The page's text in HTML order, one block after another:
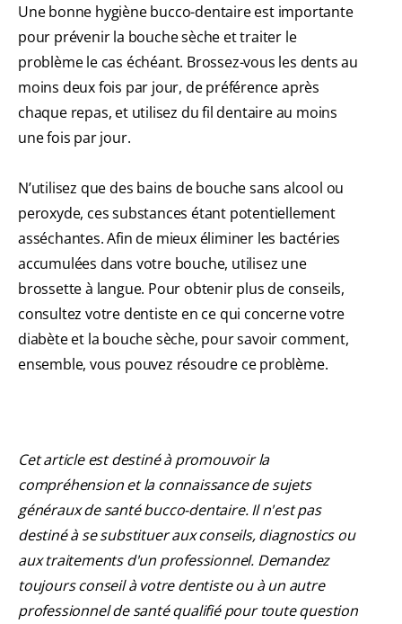
Une bonne hygiène bucco-dentaire est importante
pour prévenir la bouche sèche et traiter le
problème le cas échéant. Brossez-vous les dents au
moins deux fois par jour, de préférence après
chaque repas, et utilisez du fil dentaire au moins
une fois par jour.
N’utilisez que des bains de bouche sans alcool ou
peroxyde, ces substances étant potentiellement
asséchantes. Afin de mieux éliminer les bactéries
accumulées dans votre bouche, utilisez une
brossette à langue. Pour obtenir plus de conseils,
consultez votre dentiste en ce qui concerne votre
diabète et la bouche sèche, pour savoir comment,
ensemble, vous pouvez résoudre ce problème.
Cet article est destiné à promouvoir la
compréhension et la connaissance de sujets
généraux de santé bucco-dentaire. Il n'est pas
destiné à se substituer aux conseils, diagnostics ou
aux traitements d'un professionnel. Demandez
toujours conseil à votre dentiste ou à un autre
professionnel de santé qualifié pour toute question